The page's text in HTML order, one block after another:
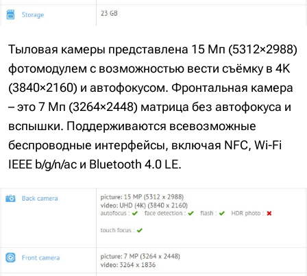
Тыловая камеры представлена 15 Мп (5312×2988)
фотомодулем с возможностью вести съёмку в 4K
(3840×2160) и автофокусом. Фронтальная камера
– это 7 Мп (3264×2448) матрица без автофокуса и
вспышки. Поддерживаются всевозможные
беспроводные интерфейсы, включая NFC, Wi-Fi
IEEE b/g/n/ac и Bluetooth 4.0 LE.